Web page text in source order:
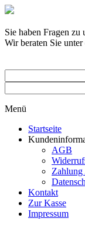
Sie haben Fragen zu
Wir beraten Sie
Menü
Startseite
AGB
Zahlung
Kontakt
Zur Kasse
Impressum